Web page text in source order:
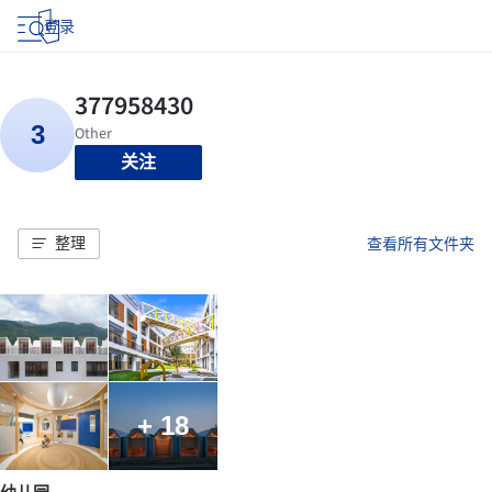
登录
关注
整理 查看所有文件夹
+ 18